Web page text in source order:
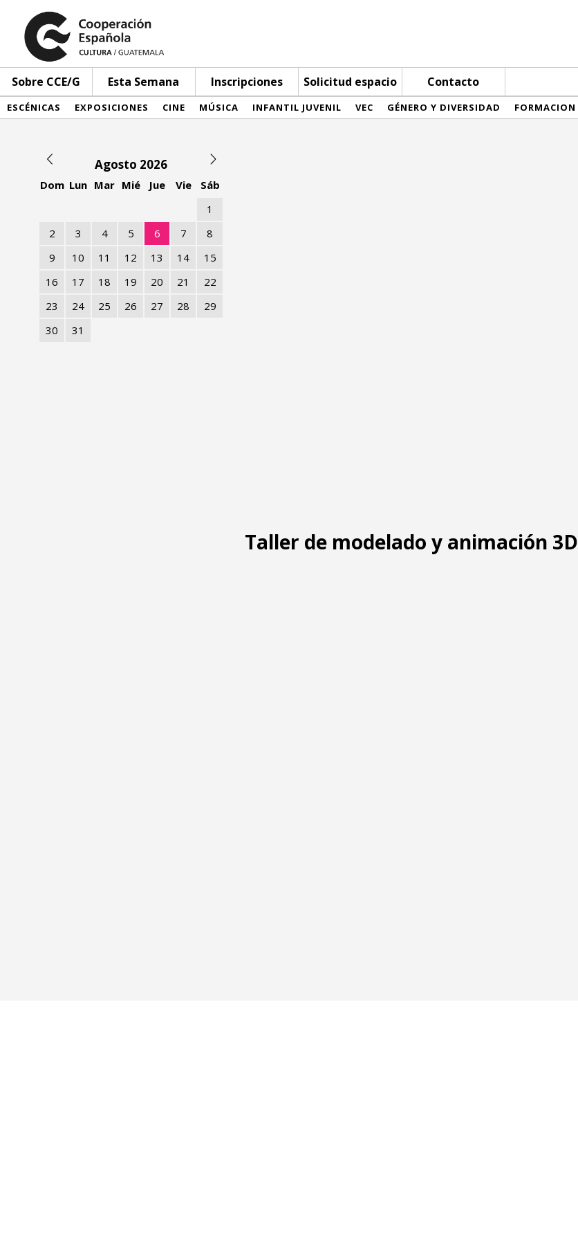
Sobre CCE/G Esta Semana Inscripciones Solicitud espacio Contacto
ESCÉNICAS EXPOSICIONES CINE MÚSICA INFANTIL JUVENIL VEC GÉNERO Y DIVERSIDAD FORMACION
Agosto 2026
Dom Lun Mar Mié Jue Vie
Sáb
1
2
3 4 5 6 7
8
9
10 11 12 13 14
15
16
17 18 19 20 21
22
23
24 25 26 27 28
29
30
31
Taller de modelado y animación 3D